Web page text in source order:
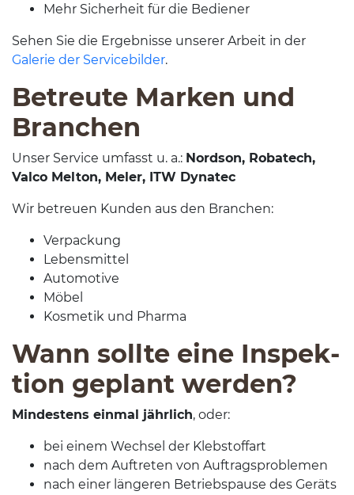
Mehr Sicher­heit für die Bediener
Sehen Sie die Ergeb­nisse unserer Arbeit in der
Galerie der Ser­vice­bilder.
Betreute Marken und
Branchen
Unser Ser­vice umfasst u. a.: Nord­son, Robat­ech,
Valco Melton, Meler, ITW Dynatec
Wir betreuen Kun­den aus den Branchen:
Ver­pack­ung
Lebens­mit­tel
Auto­mo­tive
Möbel
Kos­metik und Pharma
Wann sollte eine Inspek­
tion geplant werden?
Min­destens ein­mal jährlich, oder:
bei einem Wech­sel der Klebstoffart
nach dem Auftreten von Auftragsproblemen
nach einer län­geren Betrieb­spause des Geräts